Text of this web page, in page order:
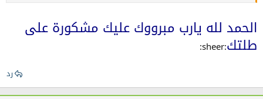
الحمد لله يارب مبرووك عليك مشكورة على
طلتك:sheer:
رد